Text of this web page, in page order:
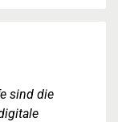
sind die